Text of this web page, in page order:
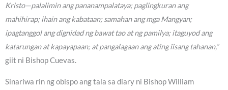
Kristo—palalimin ang pananampalataya; paglingkuran ang
mahihirap; ihain ang kabataan; samahan ang mga Mangyan;
ipagtanggol ang dignidad ng bawat tao at ng pamilya; itaguyod ang
katarungan at kapayapaan; at pangalagaan ang ating iisang tahanan,”
giit ni Bishop Cuevas.
Sinariwa rin ng obispo ang tala sa diary ni Bishop William